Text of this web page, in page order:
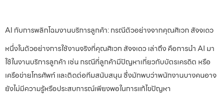
AI กับการพลิกโฉมงานบริการลูกค้า: กรณีตัวอย่างจากคุณศิเวก สัจจเดว
หนึ่งในตัวอย่างการใช้งานจริงที่คุณศิเวก สัจจเดว เล่าถึง คือการนำ AI มา
ใช้ในงานบริการลูกค้า เช่น กรณีที่ลูกค้ามีปัญหาเกี่ยวกับบัตรเครดิต หรือ
เครือข่ายโทรศัพท์ และติดต่อทีมสนับสนุน ซึ่งมักพบว่าพนักงานบางคนอาจ
ยังไม่มีความรู้หรือประสบการณ์เพียงพอในการแก้ไขปัญหา